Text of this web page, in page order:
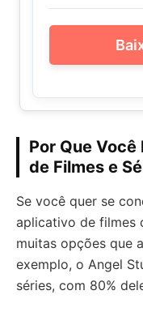
Por Que
de Filmes e
Se você quer se
aplicativo de filmes
muitas opções que
exemplo, o Angel
séries, com 80%